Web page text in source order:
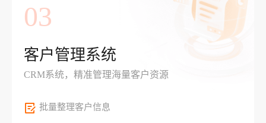
03
客户管理系统
CRM系统，精准管理海量客户资源
批量整理客户信息